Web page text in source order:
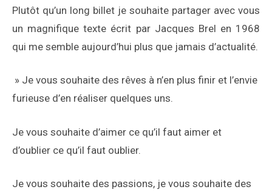
Plutôt qu’un long billet je souhaite partager avec vous
un magnifique texte écrit par Jacques Brel en 1968
qui me semble aujourd’hui plus que jamais d’actualité.
» Je vous souhaite des rêves à n’en plus finir et l’envie
furieuse d’en réaliser quelques uns.
Je vous souhaite d’aimer ce qu’il faut aimer et
d’oublier ce qu’il faut oublier.
Je vous souhaite des passions, je vous souhaite des